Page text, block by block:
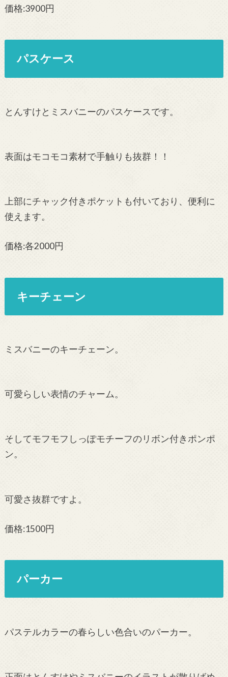
価格:3900円
パスケース
とんすけとミスバニーのパスケースです。
表面はモコモコ素材で手触りも抜群！！
上部にチャック付きポケットも付いており、便利に
使えます。
価格:各2000円
キーチェーン
ミスバニーのキーチェーン。
可愛らしい表情のチャーム。
そしてモフモフしっぽモチーフのリボン付きポンポ
ン。
可愛さ抜群ですよ。
価格:1500円
パーカー
パステルカラーの春らしい色合いのパーカー。